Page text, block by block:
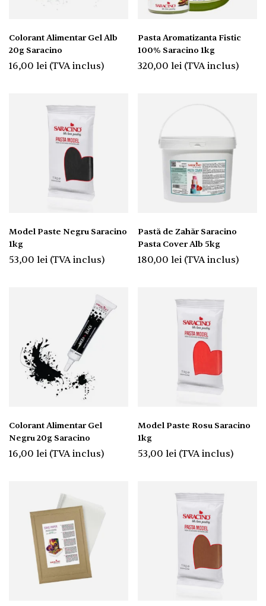
Colorant Alimentar Gel Alb
20g Saracino
16,00 lei (TVA inclus)
Pasta Aromatizanta Fistic
100% Saracino 1kg
320,00 lei (TVA inclus)
Model Paste Negru Saracino
1kg
53,00 lei (TVA inclus)
Pastă de Zahăr Saracino
Pasta Cover Alb 5kg
180,00 lei (TVA inclus)
Colorant Alimentar Gel
Negru 20g Saracino
16,00 lei (TVA inclus)
Model Paste Rosu Saracino
1kg
53,00 lei (TVA inclus)